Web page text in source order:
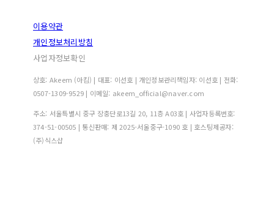
이용약관
개인정보처리방침
사업자정보확인
상호: Akeem (아킴) | 대표: 이선호 | 개인정보관리책임자: 이선호 | 전화:
0507-1309-9529 | 이메일: akeem_official@naver.com
주소: 서울특별시 중구 장충단로13길 20, 11층 A03호 | 사업자등록번호:
374-51-00505 | 통신판매: 제 2025-서울중구-1090 호 | 호스팅제공자:
(주)식스샵